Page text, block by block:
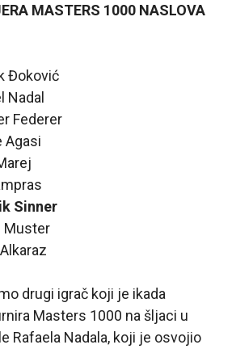
MASTERS 1000 NASLOVA
Đoković
Nadal
Federer
Agasi
Sinner
Muster
drugi igrač koji je ikada
Masters 1000 na šljaci u
Rafaela Nadala, koji je osvojio